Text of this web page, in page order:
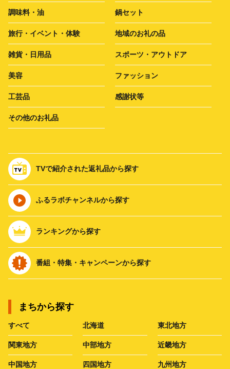
調味料・油 鍋セット
旅行・イベント・体験 地域のお礼の品
雑貨・日用品 スポーツ・アウトドア
美容 ファッション
工芸品 感謝状等
その他のお礼品
TVで紹介された返礼品から探す
ふるラボチャンネルから探す
ランキングから探す
番組・特集・キャンペーンから探す
まちから探す
すべて 北海道 東北地方
関東地方 中部地方 近畿地方
中国地方 四国地方 九州地方